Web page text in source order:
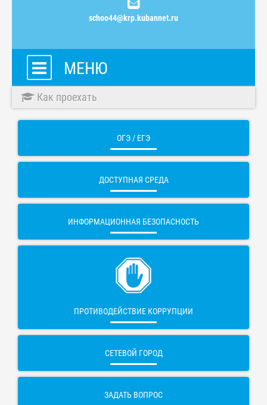
schoo44@krp.kubannet.ru
МЕНЮ
Как проехать
ОГЭ / ЕГЭ
ДОСТУПНАЯ СРЕДА
ИНФОРМАЦИОННАЯ БЕЗОПАСНОСТЬ
ПРОТИВОДЕЙСТВИЕ КОРРУПЦИИ
СЕТЕВОЙ ГОРОД
ЗАДАТЬ ВОПРОС